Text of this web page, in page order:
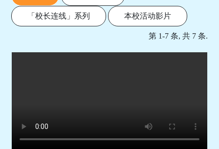
「校长连线」系列 本校活动影片
第 1-7 条, 共 7 条.